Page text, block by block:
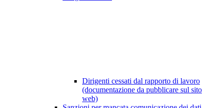
Dirigenti cessati dal rapporto di lavoro
(documentazione da pubblicare sul sito
web)